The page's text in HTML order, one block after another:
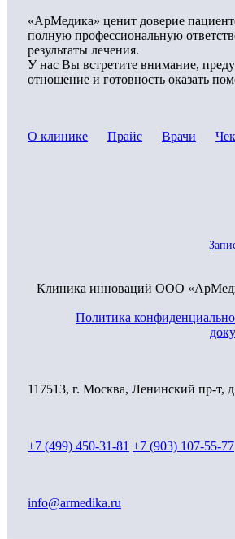
«АрМедика» ценит доверие
полную профессиональную
результаты лечения.
У нас Вы встретите внимание,
отношение и готовность оказать
О клинике Прайс Врачи
Клиника инноваций ООО
Политика
117513, г. Москва, Ленинский пр-т,
+7 (499) 450-31-81 +7 (903) 107-55-77
info@armedika.ru